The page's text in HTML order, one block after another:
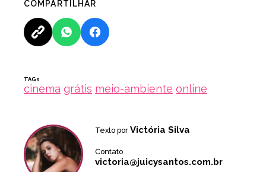
COMPARTILHAR
TAGs
cinema grátis meio-ambiente online
Texto por Victória Silva
Contato
victoria@juicysantos.com.br